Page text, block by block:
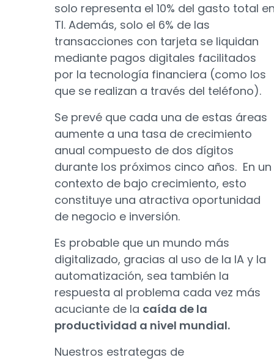
solo representa el 10% del gasto total
TI. Además, solo el 6% de las
transacciones con tarjeta se liquidan
mediante pagos digitales facilitados
por la tecnología financiera (como los
que se realizan a través del teléfono).
Se prevé que cada una de estas áreas
aumente a una tasa de crecimiento
anual compuesto de dos dígitos
durante los próximos cinco años. En un
contexto de bajo crecimiento, esto
constituye una atractiva oportunidad
de negocio e inversión.
Es probable que un mundo más
digitalizado, gracias al uso de la IA y la
automatización, sea también la
respuesta al problema cada vez más
acuciante de la caída de la
productividad a nivel mundial.
Nuestros estrategas de